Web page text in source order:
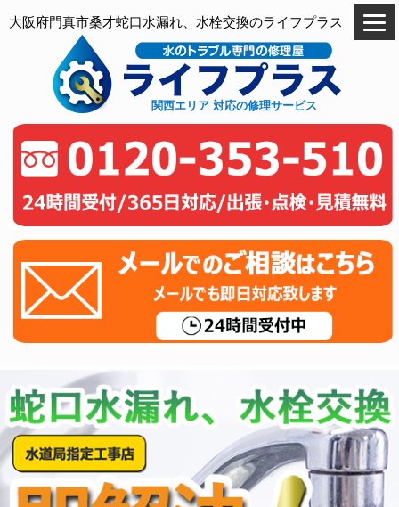
大阪府門真市桑才蛇口水漏れ、水栓交換のライフプラス
関西エリア 対応の修理サービス